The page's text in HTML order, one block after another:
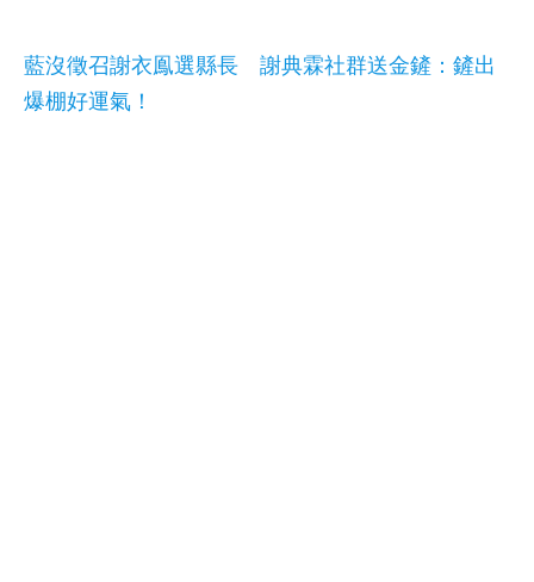
藍沒徵召謝衣鳯選縣長 謝典霖社群送金鏟：鏟出
爆棚好運氣！